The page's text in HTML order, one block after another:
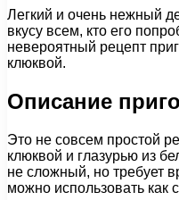
Легкий и очень нежный
вкусу всем, кто его
невероятный рецепт
клюквой.
Описание
Это не совсем простой
клюквой и глазурью из
не сложный, но требует
можно использовать как